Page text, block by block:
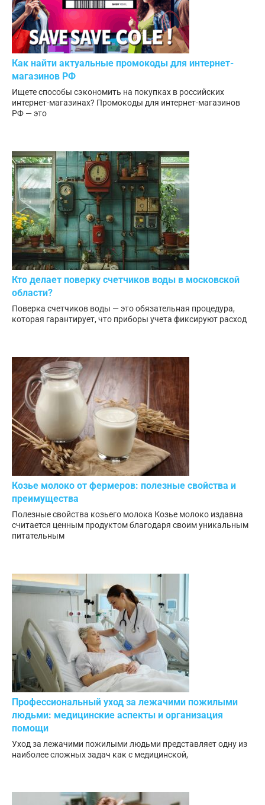
Как найти актуальные промокоды для интернет-
магазинов РФ
Ищете способы сэкономить на покупках в российских
интернет-магазинах? Промокоды для интернет-магазинов
РФ — это
Кто делает поверку счетчиков воды в московской
области?
Поверка счетчиков воды — это обязательная процедура,
которая гарантирует, что приборы учета фиксируют расход
Козье молоко от фермеров: полезные свойства и
преимущества
Полезные свойства козьего молока Козье молоко издавна
считается ценным продуктом благодаря своим уникальным
питательным
Профессиональный уход за лежачими пожилыми
людьми: медицинские аспекты и организация
помощи
Уход за лежачими пожилыми людьми представляет одну из
наиболее сложных задач как с медицинской,